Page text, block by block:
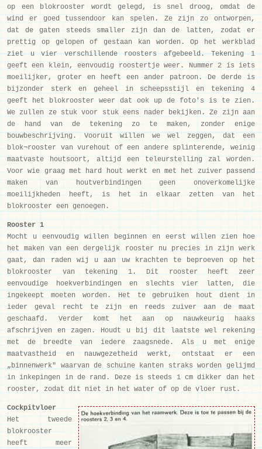
op een blokrooster wordt gelegd, is snel droog, omdat de
wind er goed tussendoor kan spelen. Ze zijn zo ontworpen,
dat de gaten steeds smaller zijn dan de latten, zodat er
prettig op gelopen of gestaan kan worden. Op het werkblad
ziet u vier verschillende roosters afgebeeld. Tekening 1
geeft een klein, eenvoudig roostertje weer. Nummer 2 is iets
moeilijker, groter en heeft een ander patroon. De derde is
bijzonder sterk en geheel in scheepsstijl en tekening 4
geeft het blokrooster weer dat ook up de foto's is te zien.
We zullen ze stuk voor stuk eens nader bekijken. Ze zijn aan
de hand van de tekening zo te maken, zonder enige
bouwbeschrijving. Vooruit willen we wel zeggen, dat een
blok¬rooster van vurehout of een andere splinterende, weinig
maatvaste houtsoort, altijd een teleurstelling zal worden.
Voor wie graag met hard hout werkt en met het zuiver passend
maken van houtverbindingen geen onoverkomelijke
moeilijkheden heeft, is het in elkaar zetten van het
blokrooster een genoegen.
Rooster 1
Mocht u eenvoudig willen beginnen en eerst willen zien hoe
het maken van een dergelijk rooster nu precies in zijn werk
gaat, dan raden wij u aan uw krachten te beproeven op het
blokrooster van tekening 1. Dit rooster heeft zeer
eenvoudige hoekverbindingen en slechts vier latten, die
ingekeept moeten worden. Het te gebruiken hout dient in
ieder geval recht te zijn en reeds zuiver aan de maat
geschaafd. Verder komt het aan op nauwkeurig haaks
afschrijven en zagen. Houdt u bij dit laatste wel rekening
met de breedte van iedere zaagsnede. Als u met enige
maatvastheid en nauwgezetheid werkt, ontstaat er een
„binnenwerk" waarvan de schuine kanten straks worden gelijmd
in inkepingen in de rand. Deze is steeds 1 cm dikker dan het
rooster, zodat dit niet in het water of op de vloer rust.
Cockpitvloer
Het tweede
blokrooster
heeft meer